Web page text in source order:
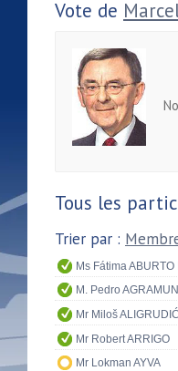
Vote de
Tous les
Trier par :
Ms Fátima ABURTO
M. Pedro
Mr Miloš ALIGRUDIĆ
Mr Robert ARRIGO
Mr Lokman AYVA